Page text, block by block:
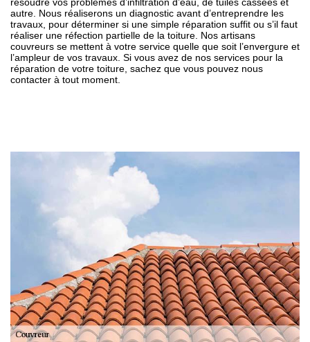
autre. Nous réaliserons un diagnostic avant d’entreprendre les
travaux, pour déterminer si une simple réparation suffit ou s’il faut
réaliser une réfection partielle de la toiture. Nos artisans
couvreurs se mettent à votre service quelle que soit l’envergure et
l’ampleur de vos travaux. Si vous avez de nos services pour la
réparation de votre toiture, sachez que vous pouvez nous
contacter à tout moment.